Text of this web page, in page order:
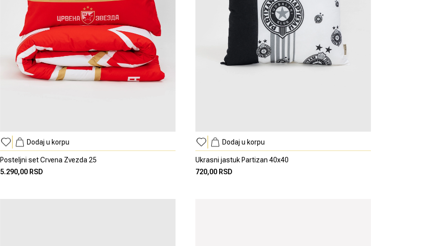
Dodaj u korpu
Posteljni set Crvena Zvezda 25
5.290,00 RSD
Dodaj u korpu
Ukrasni jastuk Partizan 40x40
720,00 RSD